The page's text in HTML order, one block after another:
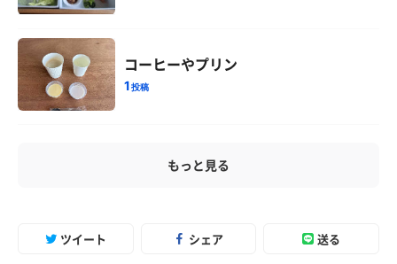
コーヒーやプリン
1投稿
もっと見る
ツイート シェア 送る